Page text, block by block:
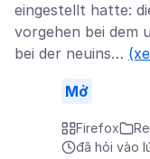
eingestellt hatte:
vorgehen bei dem
bei der neuins…
Mở
Firefox
đã hỏi vào